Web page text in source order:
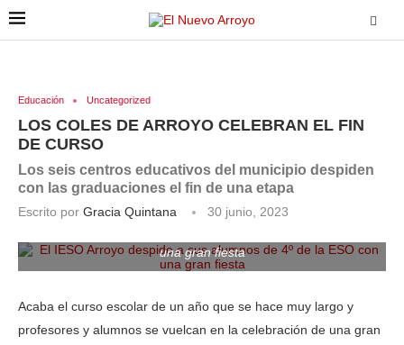
Educación Uncategorized
LOS COLES DE ARROYO CELEBRAN EL FIN
DE CURSO
Los seis centros educativos del municipio despiden
con las graduaciones el fin de una etapa
Escrito por Gracia Quintana
30 junio, 2023
una gran fiesta
Acaba el curso escolar de un año que se hace muy largo y
profesores y alumnos se vuelcan en la celebración de una gran